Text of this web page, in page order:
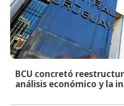
BCU concretó
análisis económico y la